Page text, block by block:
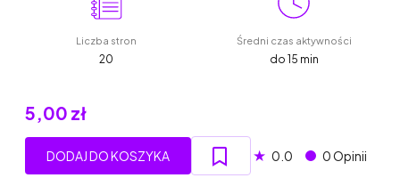
Liczba stron
20
Średni czas aktywności
do 15 min
5,00 zł
DODAJ DO KOSZYKA ★ 0.0 0 Opinii